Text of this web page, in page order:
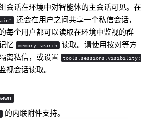
会话在环境中对智能体的主会话可见。在
还会在用户之间共享一个私信会话，
每个用户都可以读取在环境中监视的群
忆
memory_search 读取。请使用按对等方
离私信，或设置 tools.sessions.visibility:
视会话读取。
的内联附件支持。